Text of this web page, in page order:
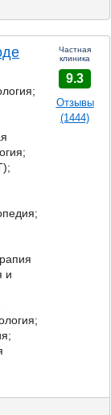
и
Частная
клиника
9.3
Отзывы
(1444)